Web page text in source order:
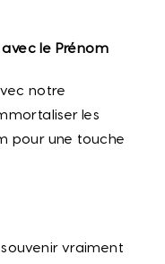
le Prénom
notre
les
pour une touche
vraiment